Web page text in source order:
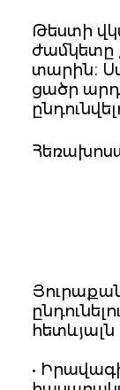
Թեստի
ժամկետը
տարին։
ցածր
հետևյալն
•